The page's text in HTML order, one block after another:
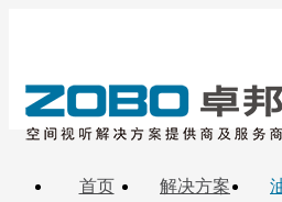
首页 解决方案